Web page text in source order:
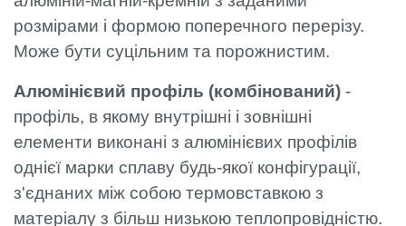
розмірами і формою поперечного перерізу.
Може бути суцільним та порожнистим.
Алюмінієвий профіль (комбінований) -
профіль, в якому внутрішні і зовнішні
елементи виконані з алюмінієвих профілів
однієї марки сплаву будь-якої конфігурації,
з'єднаних між собою термовставкою з
матеріалу з більш низькою теплопровідністю.